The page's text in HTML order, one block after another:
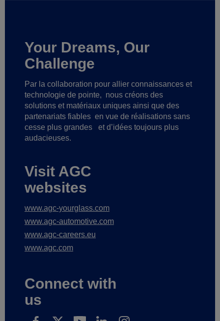
Your Dreams, Our
Challenge
Par la collaboration pour allier connaissances et
technologie de pointe, nous créons des
solutions et matériaux uniques ainsi que des
partenariats fiables en vue de réalisations sans
cesse plus grandes
et d’idées toujours plus
audacieuses.
Visit AGC
websites
www.agc-yourglass.com
www.agc-automotive.com
www.agc-careers.eu
www.agc.com
Connect with
us